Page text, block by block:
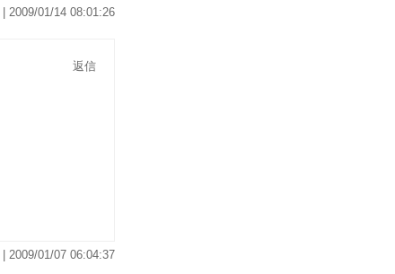
| 2009/01/14 08:01:26
返信
| 2009/01/07 06:04:37